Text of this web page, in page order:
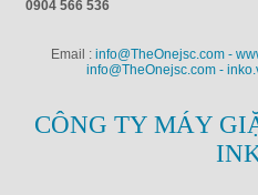
0904 566 536
Email : info@TheOnejsc.com -
info@TheOnejsc.com -
CÔNG TY MÁY